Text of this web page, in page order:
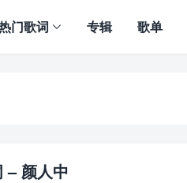
门歌词 专辑 歌单
– 颜人中